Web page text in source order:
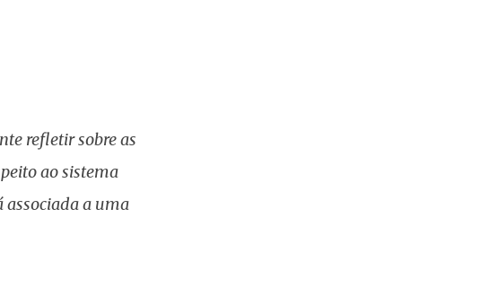
refletir sobre as
ao sistema
associada a uma